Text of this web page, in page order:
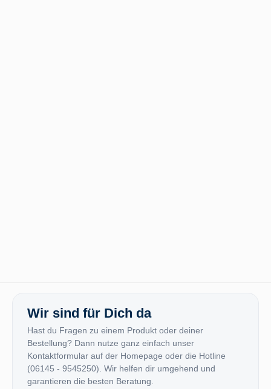
Wir sind für Dich da
Hast du Fragen zu einem Produkt oder deiner
Bestellung? Dann nutze ganz einfach unser
Kontaktformular auf der Homepage oder die Hotline
(06145 - 9545250). Wir helfen dir umgehend und
garantieren die besten Beratung.